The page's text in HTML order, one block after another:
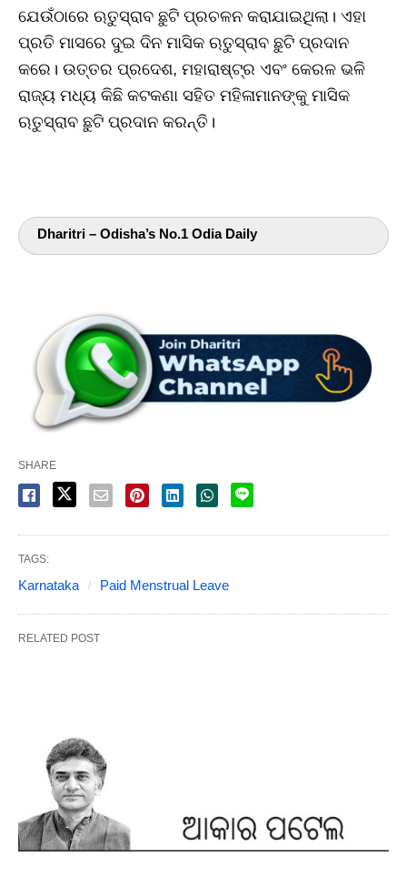
ଯେଉଁଠାରେ ଋତୁସ୍ରାବ ଛୁଟି ପ୍ରଚଳନ କରାଯାଇଥିଲା। ଏହା
ପ୍ରତି ମାସରେ ଦୁଇ ଦିନ ମାସିକ ଋତୁସ୍ରାବ ଛୁଟି ପ୍ରଦାନ
କରେ। ଉତ୍ତର ପ୍ରଦେଶ, ମହାରାଷ୍ଟ୍ର ଏବଂ କେରଳ ଭଳି
ରାଜ୍ୟ ମଧ୍ୟ କିଛି କଟକଣା ସହିତ ମହିଳାମାନଙ୍କୁ ମାସିକ
ଋତୁସ୍ରାବ ଛୁଟି ପ୍ରଦାନ କରନ୍ତି।
Dharitri – Odisha’s No.1 Odia Daily
SHARE
TAGS:
Karnataka Paid Menstrual Leave
RELATED POST